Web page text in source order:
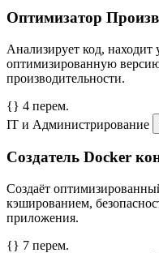
Оптимизатор
Анализирует код, находит
оптимизированную
производительности.
{} 4 перем.
IT и Администрирование
Создатель Docker
Создаёт
кэшированием,
приложения.
{} 7 перем.